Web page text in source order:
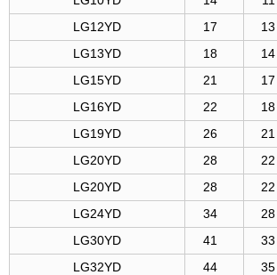
LG12YD
17 13
LG13YD
18 14
LG15YD
21 17
LG16YD
22 18
LG19YD
26 21
LG20YD
28 22
LG20YD
28 22
LG24YD
34 28
LG30YD
41 33
LG32YD
44 35